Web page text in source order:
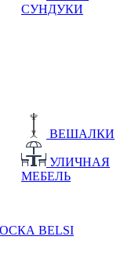
СУНДУКИ
ВЕШАЛКИ
УЛИЧНАЯ
МЕБЕЛЬ
BELSI